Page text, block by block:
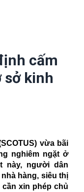
cấm
sở kinh
vừa bãi
nghiêm ngặt ở
này, người dân
hàng, siêu thị
xin phép chủ